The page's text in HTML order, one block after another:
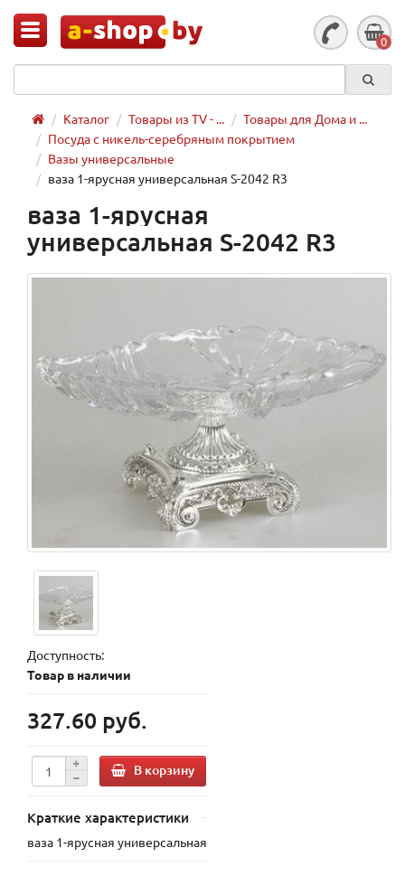
0
Каталог Товары из TV - ...
Товары для Дома и ...
Посуда с никель-серебряным покрытием
Вазы универсальные
ваза 1-ярусная универсальная S-2042 R3
ваза 1-ярусная
универсальная S-2042 R3
Доступность:
Товар в наличии
327.60 руб.
В корзину
Краткие характеристики
ваза 1-ярусная универсальная